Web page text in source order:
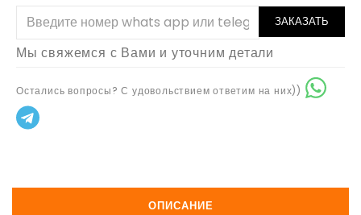
ЗАКАЗАТЬ
Мы свяжемся с Вами и уточним детали
Остались вопросы? С удовольствием ответим на них))
ОПИСАНИЕ